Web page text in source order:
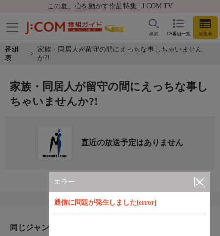
この夏、心を動かす作品特集 | J:COM TV
CS番組一覧 番組表
検索
番組
表
家族・同居人が留守の間にえっちな事しちゃいません
か?!
エラー
通信に問題が発生しました[error]
家族・同居人が留守の間にえっちな事し
ちゃいませんか?!
直近の放送予定はありません
同じジャンルのおすすめ番組